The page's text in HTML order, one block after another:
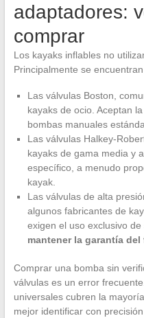
adaptadores:
comprar
Los kayaks inflables no
Principalmente se
Las válvulas Boston,
kayaks de ocio. Aceptan
bombas manuales
Las válvulas Halkey-
kayaks de gama media y
específico, a menudo
kayak.
Las válvulas de alta
algunos fabricantes de
exigen el uso exclusivo
mantener la garantía
Comprar una bomba sin
válvulas es un error
universales cubren la
mejor identificar con